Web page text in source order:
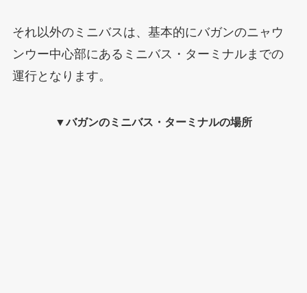
それ以外のミニバスは、基本的にバガンのニャウ
ンウー中心部にあるミニバス・ターミナルまでの
運行となります。
▼バガンのミニバス・ターミナルの場所